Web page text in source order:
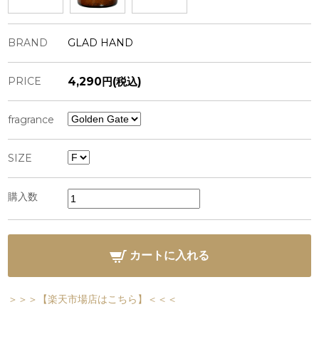
BRAND GLAD HAND
PRICE 4,290円(税込)
fragrance
SIZE
購入数
カートに入れる
＞＞＞【楽天市場店はこちら】＜＜＜